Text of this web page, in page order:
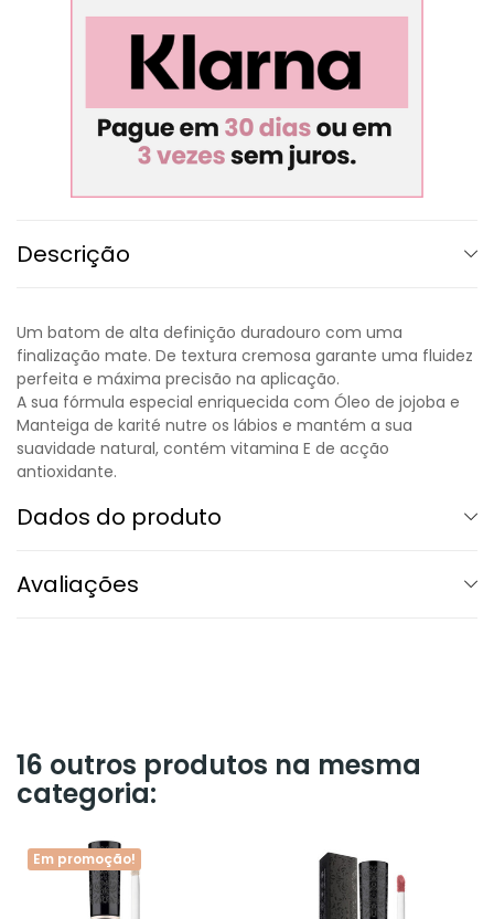
Descrição
Um batom de alta definição duradouro com uma
finalização mate. De textura cremosa garante uma fluidez
perfeita e máxima precisão na aplicação.
A sua fórmula especial enriquecida com Óleo de jojoba e
Manteiga de karité nutre os lábios e mantém a sua
suavidade natural, contém vitamina E de acção
antioxidante.
Dados do produto
Avaliações
16 outros produtos na mesma
categoria:
Em promoção!